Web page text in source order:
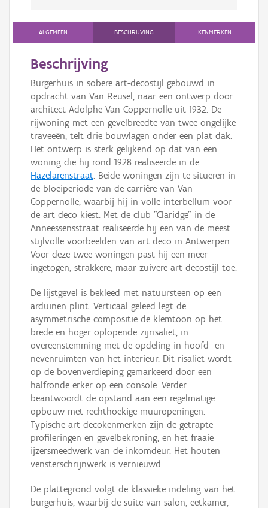
ALGEMEEN BESCHRIJVING KENMERKEN
Beschrijving
Burgerhuis in sobere art-decostijl gebouwd in
opdracht van Van Reusel, naar een ontwerp door
architect Adolphe Van Coppernolle uit 1932. De
rijwoning met een gevelbreedte van twee ongelijke
traveeën, telt drie bouwlagen onder een plat dak.
Het ontwerp is sterk gelijkend op dat van een
woning die hij rond 1928 realiseerde in de
Hazelarenstraat. Beide woningen zijn te situeren in
de bloeiperiode van de carrière van Van
Coppernolle, waarbij hij in volle interbellum voor
de art deco kiest. Met de club "Claridge" in de
Anneessensstraat realiseerde hij een van de meest
stijlvolle voorbeelden van art deco in Antwerpen.
Voor deze twee woningen past hij een meer
ingetogen, strakkere, maar zuivere art-decostijl toe.
De lijstgevel is bekleed met natuursteen op een
arduinen plint. Verticaal geleed legt de
asymmetrische compositie de klemtoon op het
brede en hoger oplopende zijrisaliet, in
overeenstemming met de opdeling in hoofd- en
nevenruimten van het interieur. Dit risaliet wordt
op de bovenverdieping gemarkeerd door een
halfronde erker op een console. Verder
beantwoordt de opstand aan een regelmatige
opbouw met rechthoekige muuropeningen.
Typische art-decokenmerken zijn de getrapte
profileringen en gevelbekroning, en het fraaie
ijzersmeedwerk van de inkomdeur. Het houten
vensterschrijnwerk is vernieuwd.
De plattegrond volgt de klassieke indeling van het
burgerhuis, waarbij de suite van salon, eetkamer,